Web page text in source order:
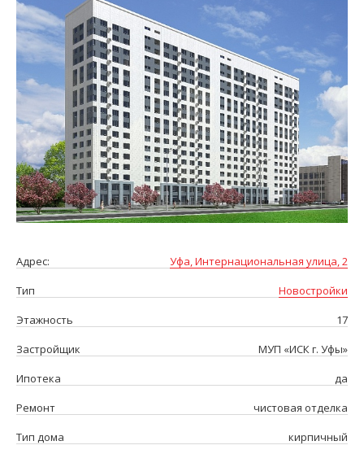
Адрес:
Уфа, Интернациональная улица, 2
Тип
Новостройки
Этажность
17
Застройщик
МУП «ИСК г. Уфы»
Ипотека
да
Ремонт
чистовая отделка
Тип дома
кирпичный